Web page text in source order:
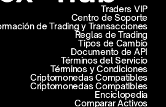
Centro de Soporte
de Trading y Transacciones
Traders VIP
Reglas de Trading
Tipos de Cambio
Documento de API
Términos del Servicio
Términos y Condiciones
Criptomonedas Compatibles
Criptomonedas Compatibles
Enciclopedia
Comparar Activos